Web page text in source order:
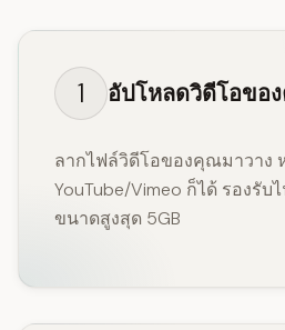
1 อัปโหลดวิดีโอขอ
ลากไฟล์วิดีโอของคุณมาวาง
YouTube/Vimeo ก็ได้ รองรั
ขนาดสูงสุด 5GB